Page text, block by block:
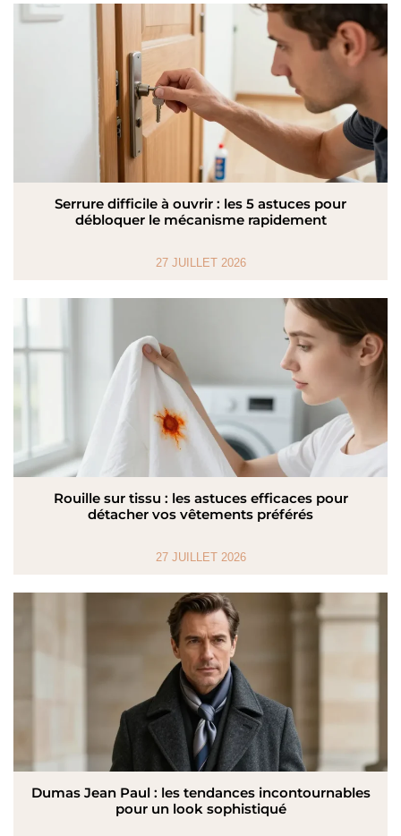
Serrure difficile à ouvrir : les 5 astuces pour
débloquer le mécanisme rapidement
27 JUILLET 2026
Rouille sur tissu : les astuces efficaces pour
détacher vos vêtements préférés
27 JUILLET 2026
Dumas Jean Paul : les tendances incontournables
pour un look sophistiqué